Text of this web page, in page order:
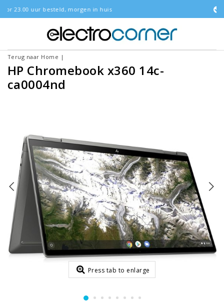
in huis
Terug naar Home |
HP Chromebook x360 14c-
ca0004nd
Press tab to enlarge